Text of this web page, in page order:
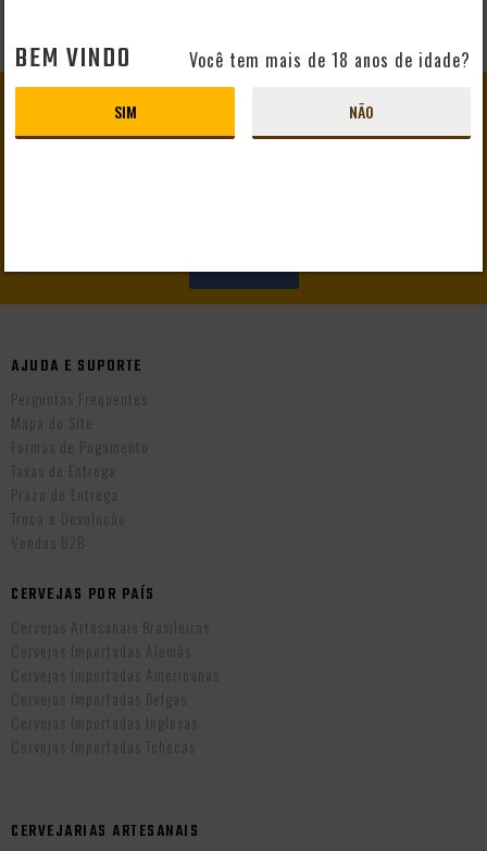
GANHE 10% DE DESCONTO
EM SEU PRIMEIRO PEDIDO
CADASTRAR
AJUDA E SUPORTE
Perguntas Frequentes
Mapa do Site
Formas de Pagamento
Taxas de Entrega
Prazo de Entrega
Troca e Devolução
Vendas B2B
CERVEJAS POR PAÍS
Cervejas Artesanais Brasileiras
Cervejas Importadas Alemãs
Cervejas Importadas Americanas
Cervejas Importadas Belgas
Cervejas Importadas Inglesas
Cervejas Importadas Tchecas
CERVEJARIAS ARTESANAIS
BEM VINDO Você tem mais de 18 anos de idade?
SIM NÃO